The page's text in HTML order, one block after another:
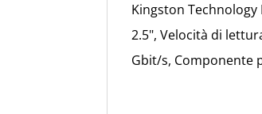
Kingston Technology
2.5", Velocità di
Gbit/s, Componente